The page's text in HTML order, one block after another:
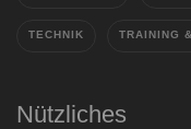
TECHNIK TRAINING
Nützliches